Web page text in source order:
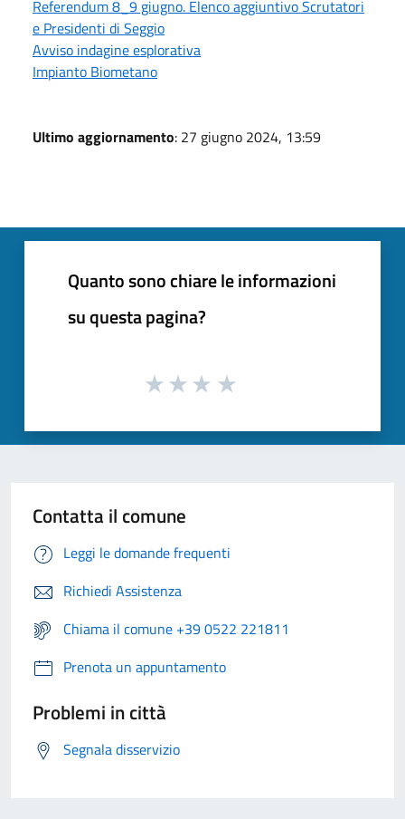
Referendum 8_9 giugno. Elenco aggiuntivo Scrutatori
e Presidenti di Seggio
Avviso indagine esplorativa
Impianto Biometano
Ultimo aggiornamento: 27 giugno 2024, 13:59
Quanto sono chiare le informazioni
su questa pagina?
Contatta il comune
Leggi le domande frequenti
Richiedi Assistenza
Chiama il comune +39 0522 221811
Prenota un appuntamento
Problemi in città
Segnala disservizio